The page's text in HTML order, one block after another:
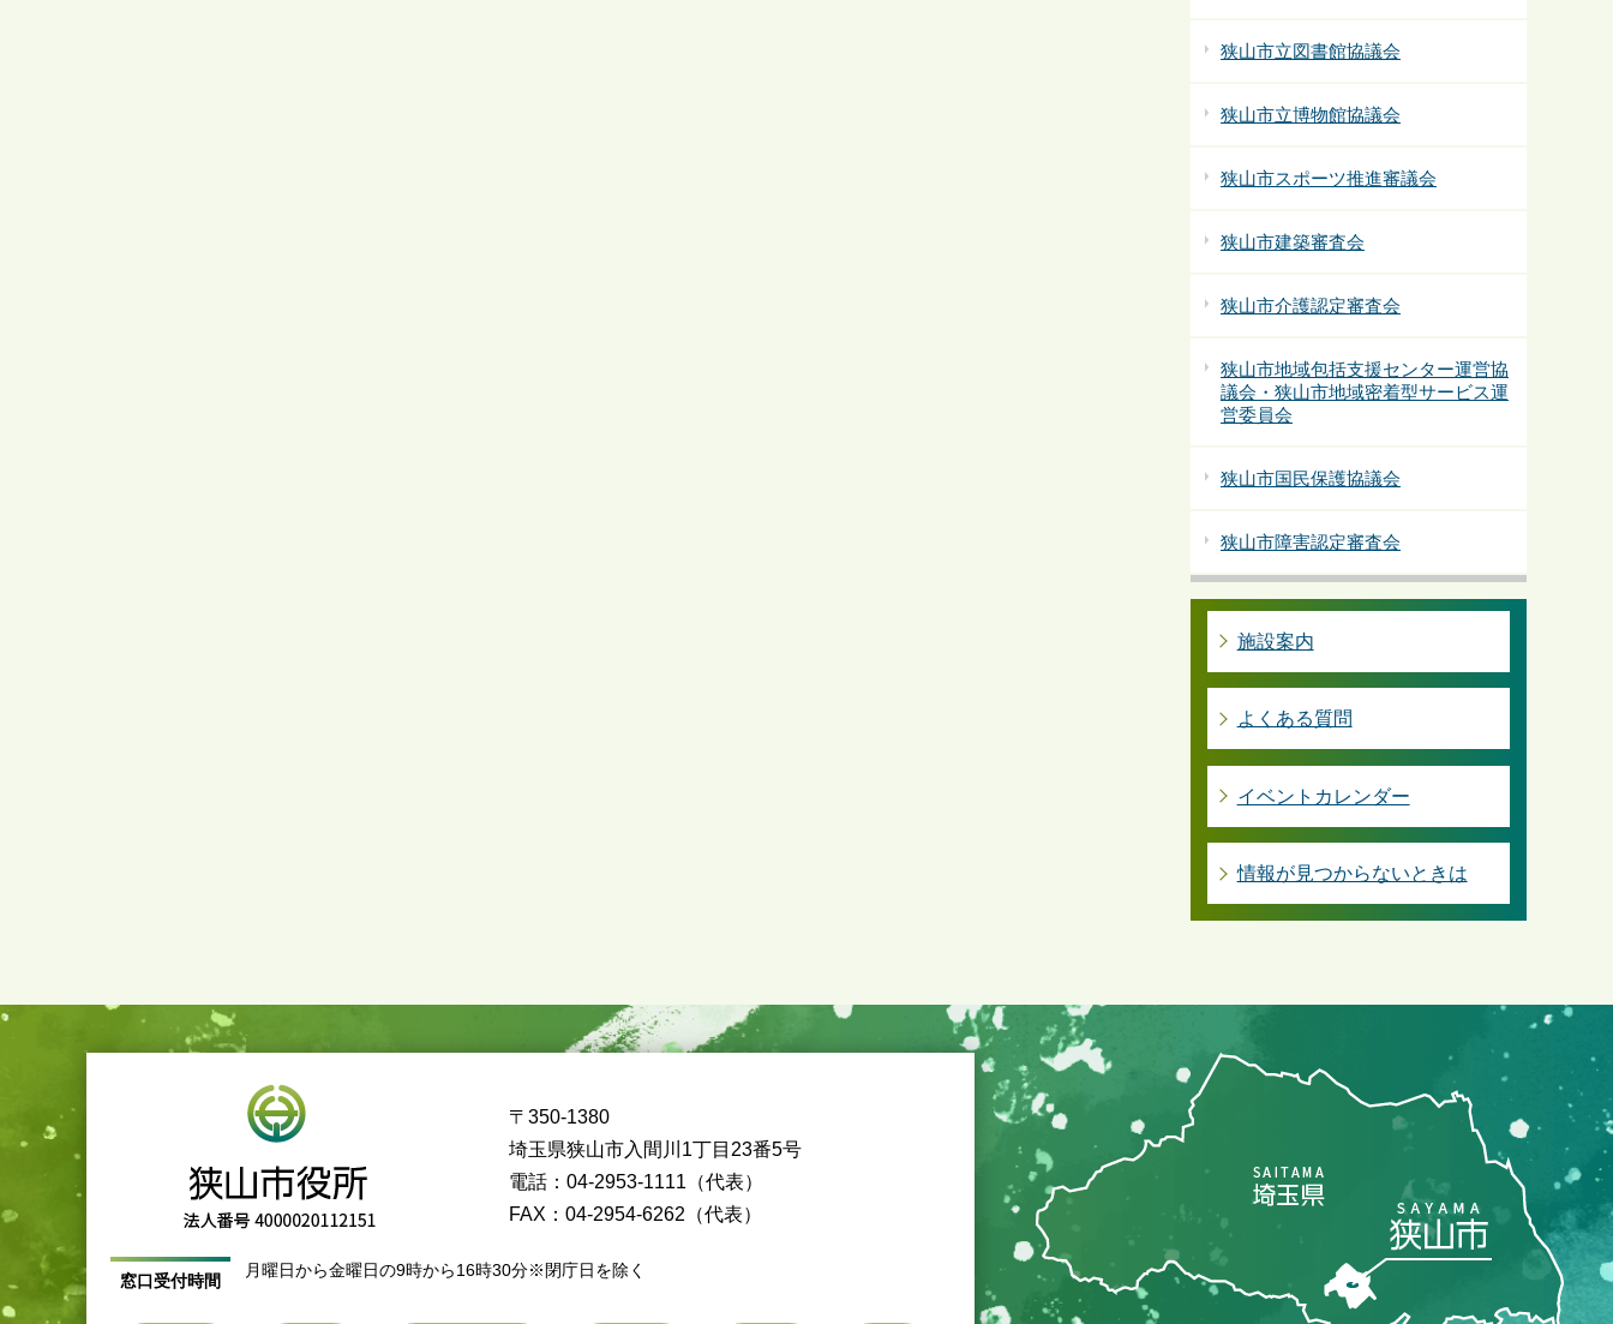
狭山市立図書館協議会
狭山市立博物館協議会
狭山市スポーツ推進審議会
狭山市建築審査会
狭山市介護認定審査会
狭山市地域包括支援センター運営協
議会・狭山市地域密着型サービス運
営委員会
狭山市国民保護協議会
狭山市障害認定審査会
施設案内
よくある質問
イベントカレンダー
情報が見つからないときは
〒350-1380
埼玉県狭山市入間川1丁目23番5号
電話：04-2953-1111（代表）
FAX：04-2954-6262（代表）
窓口受付時間
月曜日から金曜日の9時から16時30分※閉庁日を除く